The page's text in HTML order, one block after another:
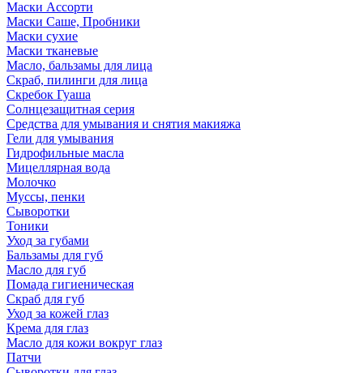
Маски Ассорти
Маски Саше, Пробники
Маски сухие
Маски тканевые
Масло, бальзамы для лица
Скраб, пилинги для лица
Скребок Гуаша
Солнцезащитная серия
Средства для умывания и снятия макияжа
Гели для умывания
Гидрофильные масла
Мицеллярная вода
Молочко
Муссы, пенки
Сыворотки
Тоники
Уход за губами
Бальзамы для губ
Масло для губ
Помада гигиеническая
Скраб для губ
Уход за кожей глаз
Крема для глаз
Масло для кожи вокруг глаз
Патчи